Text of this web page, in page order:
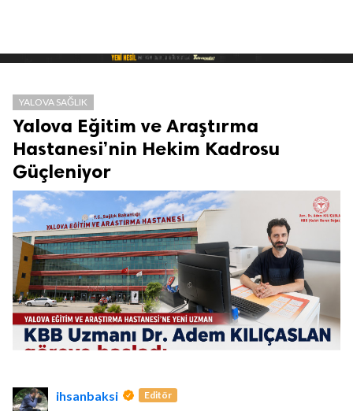
YALOVA SAĞLIK
Yalova Eğitim ve Araştırma
Hastanesi’nin Hekim Kadrosu
Güçleniyor
ihsanbaksi Editör